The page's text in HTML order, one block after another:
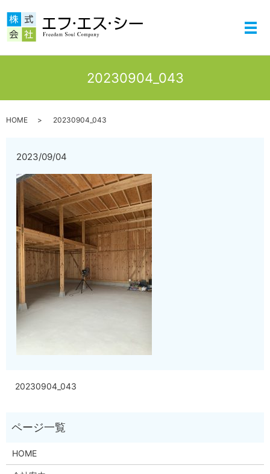
メ
20230904_043
HOME 20230904_043
2023/09/04
20230904_043
HOME